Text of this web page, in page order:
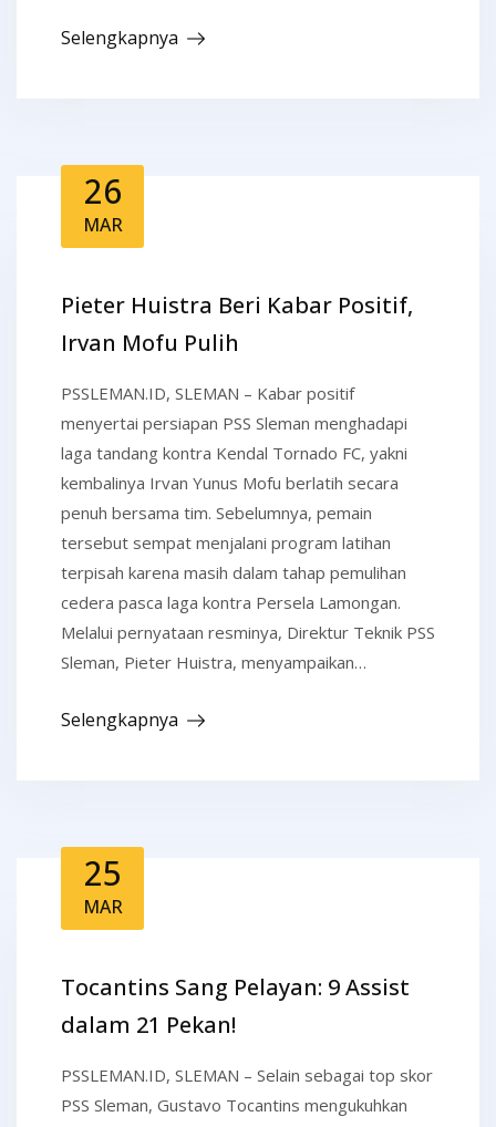
Selengkapnya
26
MAR
Pieter Huistra Beri Kabar Positif,
Irvan Mofu Pulih
PSSLEMAN.ID, SLEMAN – Kabar positif
menyertai persiapan PSS Sleman menghadapi
laga tandang kontra Kendal Tornado FC, yakni
kembalinya Irvan Yunus Mofu berlatih secara
penuh bersama tim. Sebelumnya, pemain
tersebut sempat menjalani program latihan
terpisah karena masih dalam tahap pemulihan
cedera pasca laga kontra Persela Lamongan.
Melalui pernyataan resminya, Direktur Teknik PSS
Sleman, Pieter Huistra, menyampaikan…
Selengkapnya
25
MAR
Tocantins Sang Pelayan: 9 Assist
dalam 21 Pekan!
PSSLEMAN.ID, SLEMAN – Selain sebagai top skor
PSS Sleman, Gustavo Tocantins mengukuhkan